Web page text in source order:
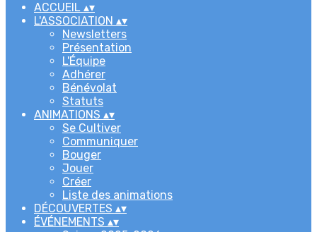
ACCUEIL ▴▾
L'ASSOCIATION ▴▾
Newsletters
Présentation
L'Équipe
Adhérer
Bénévolat
Statuts
ANIMATIONS ▴▾
Se Cultiver
Communiquer
Bouger
Jouer
Créer
Liste des animations
DÉCOUVERTES ▴▾
ÉVÉNEMENTS ▴▾